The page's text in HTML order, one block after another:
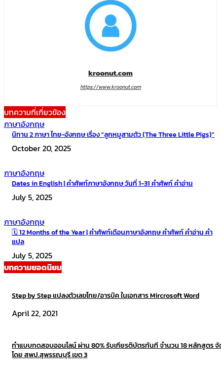
kroonut.com
https://www.kroonut.com
บทความที่เกี่ยวข้อง
ภาษาอังกฤษ
นิทาน 2 ภาษา ไทย-อังกฤษ เรื่อง “ลูกหมูสามตัว (The Three Little Pigs)”
October 20, 2025
ภาษาอังกฤษ
Dates in English | คำศัพท์ภาษาอังกฤษ วันที่ 1-31 คำศัพท์ คำอ่าน
July 5, 2025
ภาษาอังกฤษ
🗓 12 Months of the Year | คำศัพท์เดือนภาษาอังกฤษ คำศัพท์ คำอ่าน คำ
แปล
July 5, 2025
บทความยอดนิยม
Step by Step แปลงตัวเลขไทย/อารบิค ในเอกสาร Mircrosoft Word
April 22, 2021
ทำแบบทดสอบออนไลน์ ผ่าน 80% รับเกียรติบัตรทันที จำนวน 18 หลักสูตร
โดย สพป.สุพรรณบุรี เขต 3